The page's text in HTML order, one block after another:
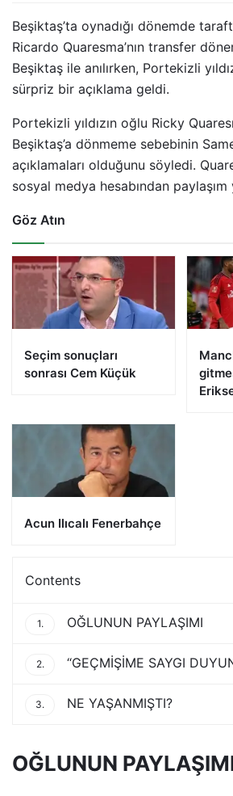
Beşiktaş’ta oynadığı dönemde
Ricardo Quaresma’nın transfer
Beşiktaş ile anılırken, Portekizli
sürpriz bir açıklama geldi.
Portekizli yıldızın oğlu Ricky
Beşiktaş’a dönmeme sebebinin
açıklamaları olduğunu söyledi.
sosyal medya hesabından paylaşım
Göz Atın
Seçim sonuçları
sonrası Cem Küçük
Acun Ilıcalı Fenerbahçe
Contents
1. OĞLUNUN PAYLAŞIMI
2. “GEÇMİŞİME SAYGI
3. NE YAŞANMIŞTI?
OĞLUNUN